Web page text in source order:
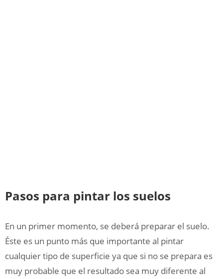
Pasos para pintar los suelos
En un primer momento, se deberá preparar el suelo.
Éste es un punto más que importante al pintar
cualquier tipo de superficie ya que si no se prepara es
muy probable que el resultado sea muy diferente al